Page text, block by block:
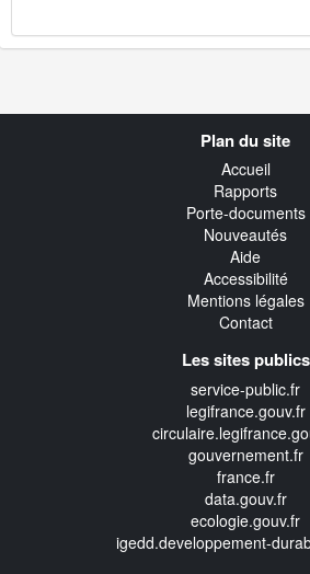
Plan du site
Accueil
Rapports
Porte-documents
Nouveautés
Aide
Accessibilité
Mentions légales
Contact
Les sites publics
service-public.fr
legifrance.gouv.fr
gouvernement.fr
france.fr
data.gouv.fr
ecologie.gouv.fr
igedd.developpement-